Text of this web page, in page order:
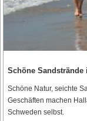
Schöne Sandstrände
Schöne Natur, seichte
Geschäften machen
Schweden selbst.